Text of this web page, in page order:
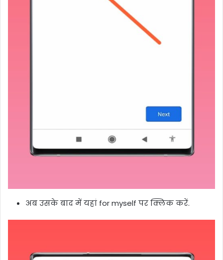
अब उसके बाद में यहां for myself पर क्लिक करें.